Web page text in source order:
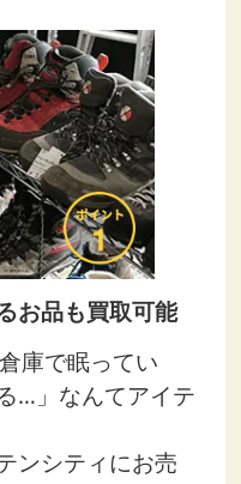
お品も買取可能
庫で眠ってい
…」なんてアイテ
ンシティにお売